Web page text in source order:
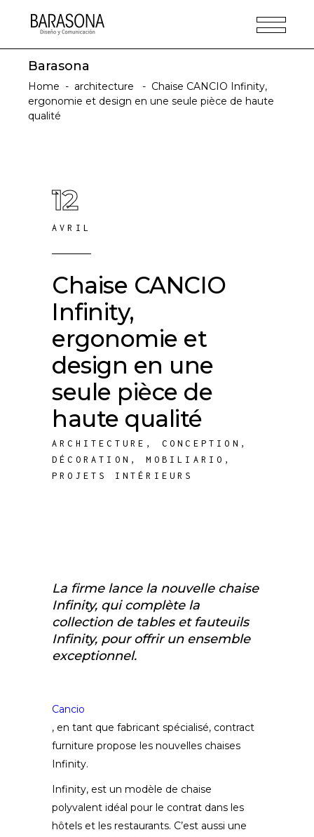
Barasona
Home - architecture - Chaise CANCIO Infinity,
ergonomie et design en une seule pièce de haute
qualité
12
AVRIL
Chaise CANCIO
Infinity,
ergonomie et
design en une
seule pièce de
haute qualité
ARCHITECTURE , CONCEPTION ,
DÉCORATION ,MOBILIARIO ,
PROJETS INTÉRIEURS
La firme lance la nouvelle chaise
Infinity, qui complète la
collection de tables et fauteuils
Infinity, pour offrir un ensemble
exceptionnel.
Cancio
, en tant que fabricant spécialisé, contract
furniture propose les nouvelles chaises
Infinity.
Infinity, est un modèle de chaise
polyvalent idéal pour le contrat dans les
hôtels et les restaurants. C’est aussi une